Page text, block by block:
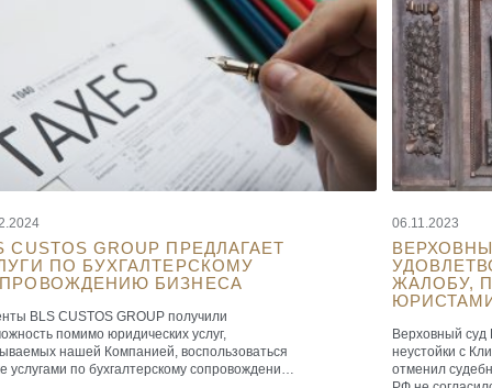
CUSTOS GROUP ПРЕДЛАГАЕТ
ПО БУХГАЛТЕРСКОМУ
БИЗНЕСА
BLS CUSTOS GROUP получили
помимо юридических услуг,
нашей Компанией, воспользоваться
услугами по бухгалтерскому сопровождению,
06.11.2023
ЖАЛОБУ,
ЮРИСТАМИ
Верховный
неустойки с
отменил